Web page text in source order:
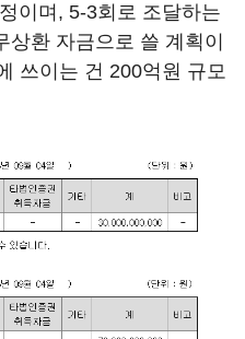
이며, 5-3회로 조달하는
환 자금으로 쓸 계획이
쓰이는 건 200억원 규모